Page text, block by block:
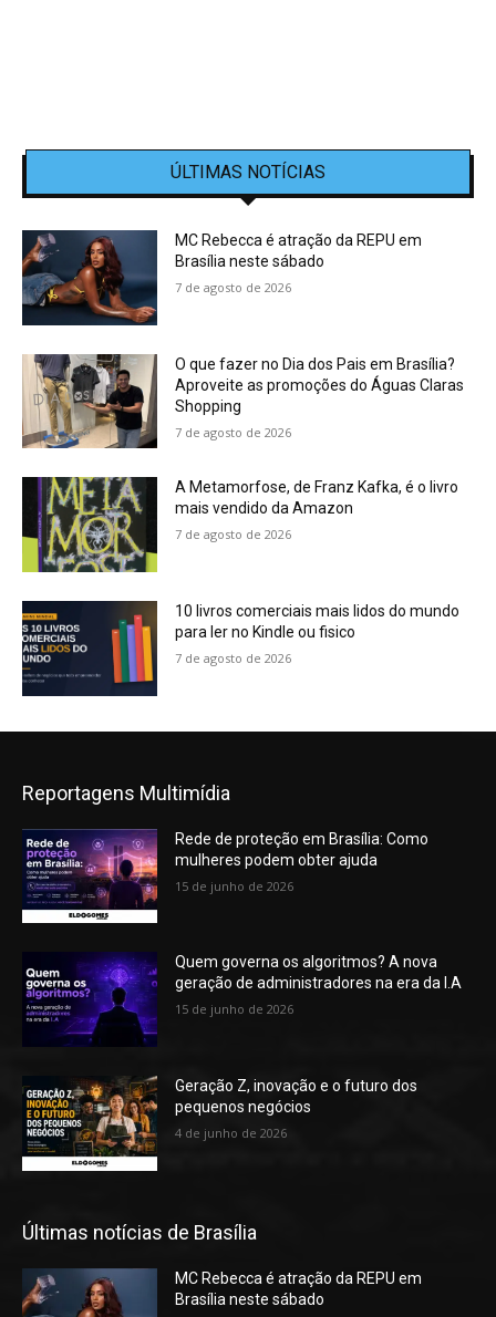
ÚLTIMAS NOTÍCIAS
MC Rebecca é atração da REPU em
Brasília neste sábado
7 de agosto de 2026
O que fazer no Dia dos Pais em Brasília?
Aproveite as promoções do Águas Claras
Shopping
7 de agosto de 2026
A Metamorfose, de Franz Kafka, é o livro
mais vendido da Amazon
7 de agosto de 2026
10 livros comerciais mais lidos do mundo
para ler no Kindle ou fisico
7 de agosto de 2026
Reportagens Multimídia
Rede de proteção em Brasília: Como
mulheres podem obter ajuda
15 de junho de 2026
Quem governa os algoritmos? A nova
geração de administradores na era da I.A
15 de junho de 2026
Geração Z, inovação e o futuro dos
pequenos negócios
4 de junho de 2026
Últimas notícias de Brasília
MC Rebecca é atração da REPU em
Brasília neste sábado